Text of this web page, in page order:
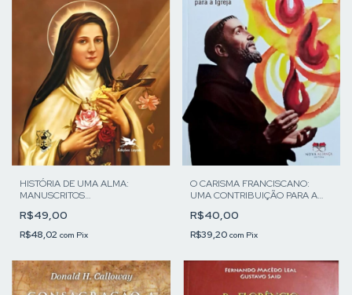
HISTÓRIA DE UMA ALMA:
MANUSCRITOS
R$49,00
R$48,02 com Pix
O CARISMA FRANCISCANO:
UMA CONTRIBUIÇÃO PARA A
R$40,00
R$39,20 com Pix